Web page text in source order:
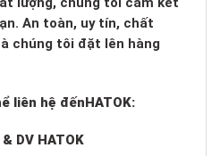
An toàn, uy tín, chất
chúng tôi đặt lên hàng
liên hệ đếnHATOK:
DV HATOK